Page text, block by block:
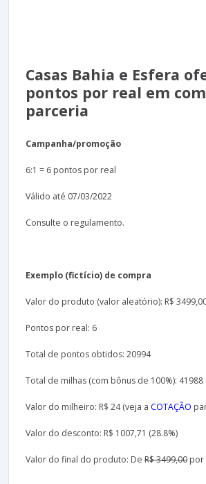
Casas Bahia e Esfera
pontos por real em
parceria
Campanha/promoção
6:1 = 6 pontos por real
Válido até 07/03/2022
Consulte o regulamento.
Exemplo (fictício) de compra
Valor do produto (valor aleatório): R$
Pontos por real: 6
Total de pontos obtidos: 20994
Total de milhas (com bônus de 100%): 41988
Valor do milheiro: R$ 24 (veja a COTAÇÃO
Valor do desconto: R$ 1007,71 (28.8%)
Valor do final do produto: De R$ 3499,00 por